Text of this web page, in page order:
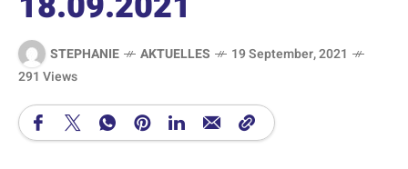
STEPHANIE AKTUELLES
19 September, 2021
291 Views